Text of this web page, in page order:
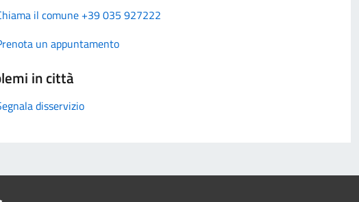
il comune +39 035 927222
un appuntamento
in città
disservizio